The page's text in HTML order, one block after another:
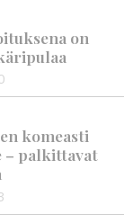
on
komeasti
– palkittavat